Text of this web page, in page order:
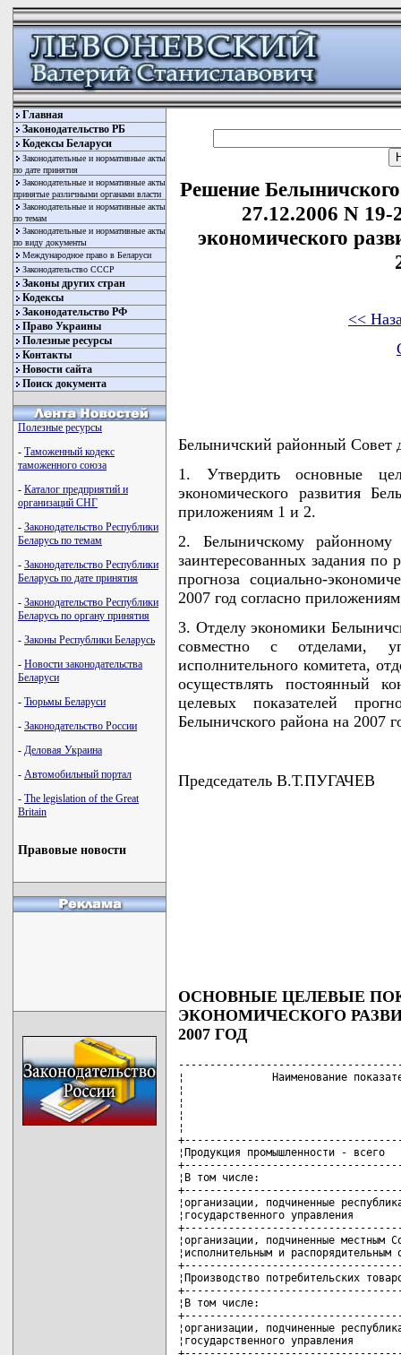
Главная
Законодательство РБ
Кодексы Беларуси
Законодательные и нормативные акты
по дате принятия
Законодательные и нормативные акты
принятые различными органами власти
Законодательные и нормативные акты
по темам
Законодательные и нормативные акты
по виду документы
Международное право в Беларуси
Законодательство СССР
Законы других стран
Кодексы
Законодательство РФ
Право Украины
Полезные ресурсы
Контакты
Новости сайта
Поиск документа
Полезные ресурсы
- Таможенный кодекс
таможенного союза
- Каталог предприятий и
организаций СНГ
- Законодательство Республики
Беларусь по темам
- Законодательство Республики
Беларусь по дате принятия
- Законодательство Республики
Беларусь по органу принятия
- Законы Республики Беларусь
- Новости законодательства
Беларуси
- Тюрьмы Беларуси
- Законодательство России
- Деловая Украина
- Автомобильный портал
- The legislation of the Great
Britain
Правовые новости
Решение
27.12.2006 N
экономического
<<
Белыничский районный
1. Утвердить основные
экономического развития
приложениям 1 и 2.
2. Белыничскому районному
заинтересованных задания по
прогноза социально-
2007 год согласно
3. Отделу экономики
совместно с отделами,
исполнительного комитета,
осуществлять постоянный
целевых показателей
Белыничского района на 2007
Председатель В.Т.ПУГАЧЕВ
ОСНОВНЫЕ ЦЕЛЕВЫЕ
ЭКОНОМИЧЕСКОГО
2007 ГОД
¦              Наименование
¦
¦
¦
¦
¦Продукция промышленности -
¦В том числе:
¦организации, подчиненные
¦государственного
¦организации, подчиненные
¦исполнительным и
¦Производство потребительских
¦В том числе:
¦организации, подчиненные
¦государственного